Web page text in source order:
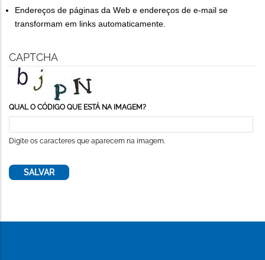
Endereços de páginas da Web e endereços de e-mail se
transformam em links automaticamente.
CAPTCHA
QUAL O CÓDIGO QUE ESTÁ NA IMAGEM?
Digite os caracteres que aparecem na imagem.